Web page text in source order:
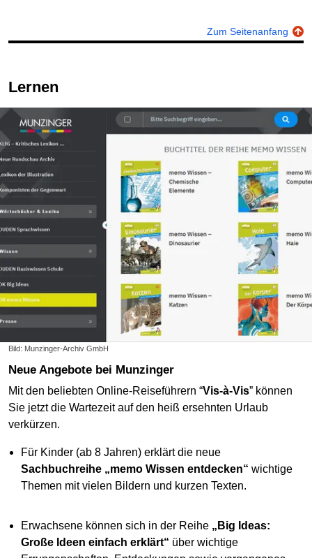
Zum Seitenanfang
Lernen
Bild: Munzinger-Archiv GmbH
Neue Angebote bei Munzinger
Mit den beliebten Online-Reiseführern “Vis-à-Vis” können
Sie jetzt die Wartezeit auf den heiß ersehnten Urlaub
verkürzen.
Für Kinder (ab 8 Jahren) erklärt die neue
Sachbuchreihe „memo Wissen entdecken“ wichtige
Themen mit vielen Bildern und kurzen Texten.
Erwachsene können sich in der Reihe „Big Ideas:
Große Ideen einfach erklärt“ über wichtige